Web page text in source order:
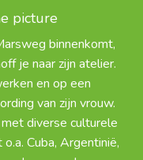
picture
binnenkomt,
je naar zijn atelier.
en op een
van zijn vrouw.
diverse culturele
Cuba, Argentinië,